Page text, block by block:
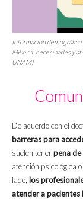
Información
México: necesidades y
UNAM)
De acuerdo con el
barreras para
suelen tenerpena
atención psicológica
lado, los
atender a pacientes